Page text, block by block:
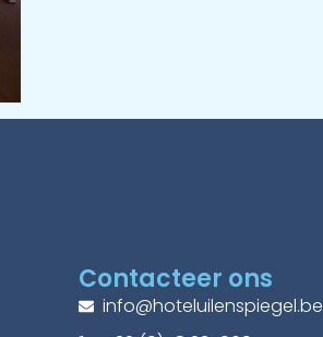
Contacteer ons
info@hoteluilenspiegel.be